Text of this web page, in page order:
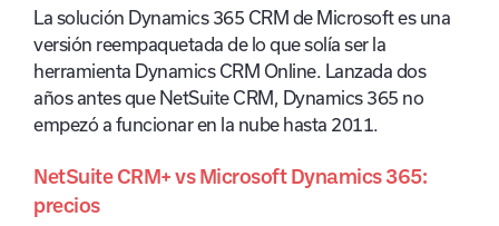
La solución Dynamics 365 CRM de Microsoft es una
versión reempaquetada de lo que solía ser la
herramienta Dynamics CRM Online. Lanzada dos
años antes que NetSuite CRM, Dynamics 365 no
empezó a funcionar en la nube hasta 2011.
NetSuite CRM+ vs Microsoft Dynamics 365:
precios